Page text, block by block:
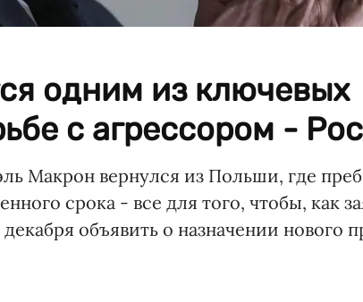
одним из ключевых
с агрессором -
Макрон вернулся из Польши, где
срока - все для того, чтобы, как
объявить о назначении нового